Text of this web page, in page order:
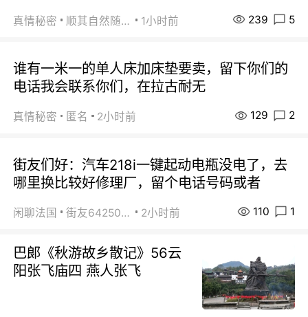
真情秘密 顺其自然随缘 1小时前 239 5
谁有一米一的单人床加床垫要卖，留下你们的
电话我会联系你们，在拉古耐无
真情秘密 匿名 2小时前 129 2
街友们好：汽车218i一键起动电瓶没电了，去
哪里换比较好修理厂，留个电话号码或者
闲聊法国 街友64250024 2小时前 110 1
巴郞《秋游故乡散记》56云
阳张飞庙四 燕人张飞